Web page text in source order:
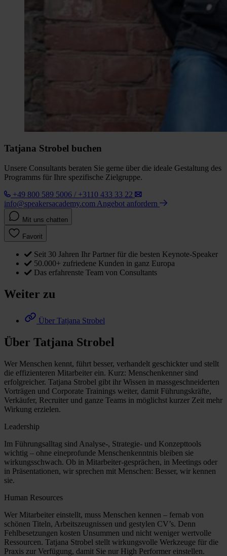
Tatjana Strobel buchen
Unsere Consultants beraten Sie gerne über die ideale Gestaltung des
Programms für Ihre spezifische Zielgruppe.
+49 800 589 5006 / +3110 433 33 22
info@speakersacademy.com Angebot anfordern
Mit uns chatten
Favorit
Seit 30 Jahren Ihr Partner für die besten Keynote-Speaker
50.000+ zufriedene Kunden in ganz Europa
Das erfahrenste Team von Consultants
Weiter zu
Über Tatjana Strobel
Über Tatjana Strobel
Wer Menschen kennt, führt besser, verhandelt geschickter und stellt
die effizienteren Mitarbeiter ein. Kurz: Menschenkenner sind
erfolgreicher. Tatjana Strobel gibt ihr Wissen in massgeschneiderten
Vorträgen und Corporate Trainings weiter, damit Führungskräfte,
Verkäufer, Recruiter und ganze Teams in möglichst kurzer Zeit mehr
Wirkung erzielen.
Leadership
Im Führungsalltag sind Analyse-, Strategie- und Konzepttools
wichtig – ohne eineprofunde Menschenkenntnis bleiben sie
wirkungsschwach. Ob in Mitarbeiter-gesprächen, in Meetings oder
in Präsentationen, wir sprechen mit Menschen: Besser, wir kennen
sie.
Human Resources
Wer Mitarbeiter einstellt, muss Menschen kennen – fernab von
schönen Titeln, Arbeitszeugnissen und gestylen CV’s. Denn
Fehlbesetzungen kosten Unsummen und nicht weniger wertvolle
Ressourcen. Tatjana Strobel stellt wirkungsvolle Werkzeuge für die
Praxis zur Verfügung, damit Sie nur High Performer einstellen.